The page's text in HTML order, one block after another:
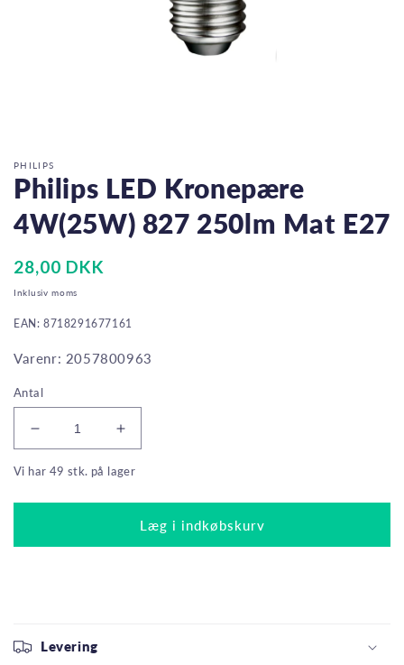
i
PHILIPS
Philips LED Kronepære
4W(25W) 827 250lm Mat E27
Normalpris
28,00 DKK
Inklusiv moms
EAN: 8718291677161
Varenr: 2057800963
Antal
Reducer
antallet
for
4W(25W)
Øg
antallet
for
Kronepære
4W(25W)
Vi har 49 stk. på lager
Læg i indkøbskurv
Levering